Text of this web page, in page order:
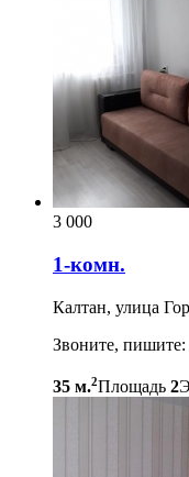
3 000
1-комн.
Калтан, улица
Звоните,
35 м.2Площадь 2